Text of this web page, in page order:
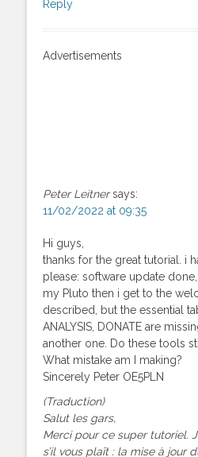
Reply
Advertisements
Peter Leitner says:
11/02/2022 at 09:35
Hi guys,
thanks for the great tutorial. i
please: software update
my Pluto then i get to the
described, but the essential
ANALYSIS, DONATE are
another one. Do these tools
What mistake am I making?
Sincerely Peter OE5PLN
(Traduction)
Salut les gars,
Merci pour ce super tutoriel.
s’il vous plaît : la mise à jour